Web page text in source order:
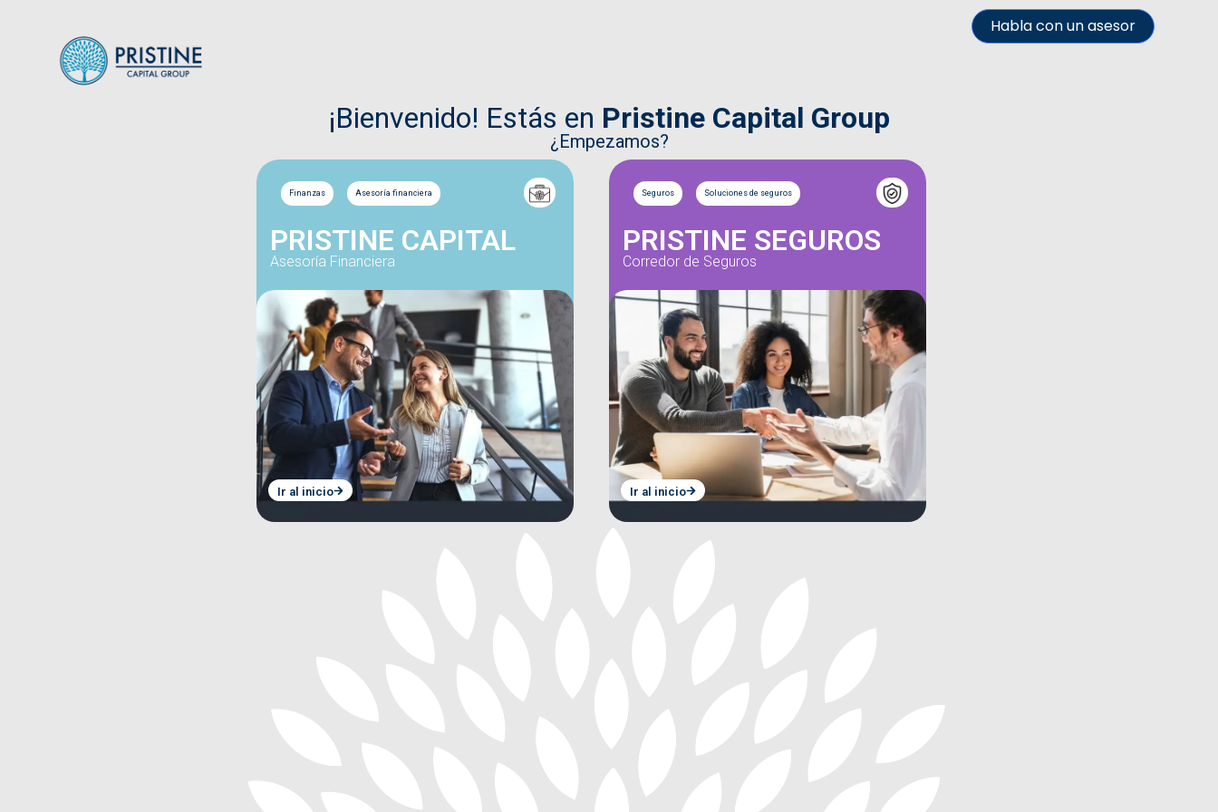
Habla con un asesor
¡Bienvenido! Estás en Pristine Capital Group
¿Empezamos?
Finanzas Asesoría financiera
PRISTINE CAPITAL
Asesoría Financiera
Ir al inicio
Seguros Soluciones de seguros
PRISTINE SEGUROS
Corredor de Seguros
Ir al inicio